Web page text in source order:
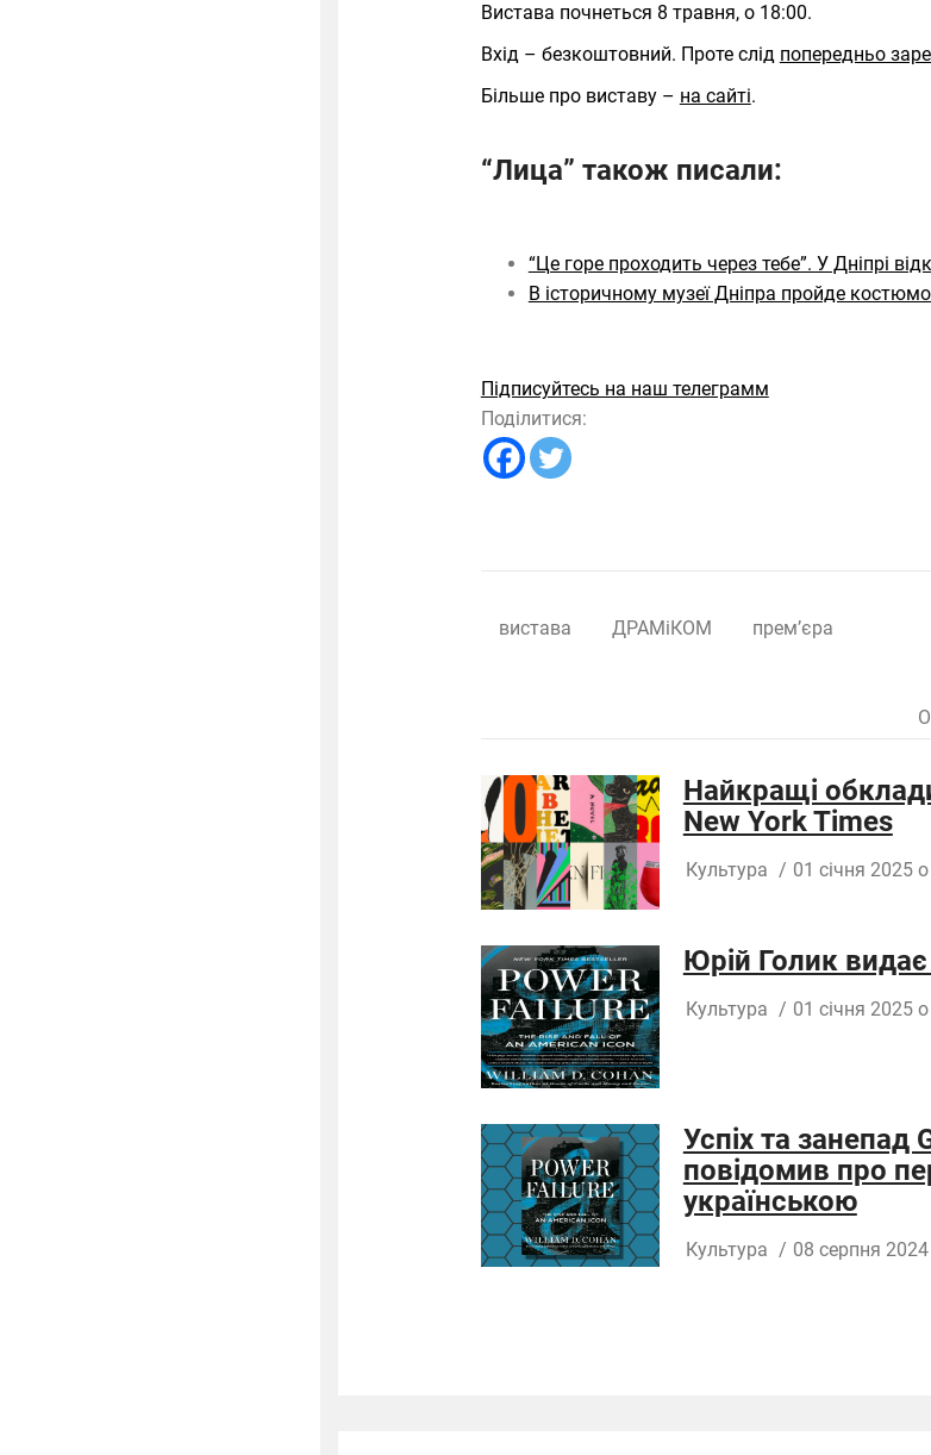
Вистава почнеться 8 травня, о 18:00.
Вхід – безкоштовний. Проте слід попередньо
Більше про виставу – на сайті.
“Лица” також писали:
“Це горе проходить через тебе”. У Дніпрі
В історичному музеї Дніпра пройде
Підписуйтесь на наш телеграмм
Поділитися:
вистава ДРАМіКОМ прем’єра
Найкращі
New York Times
Культура / 01 січня 2025
Юрій Голик
Культура / 01 січня 2025
Успіх та занепад
повідомив про
українською
Культура / 08 серпня